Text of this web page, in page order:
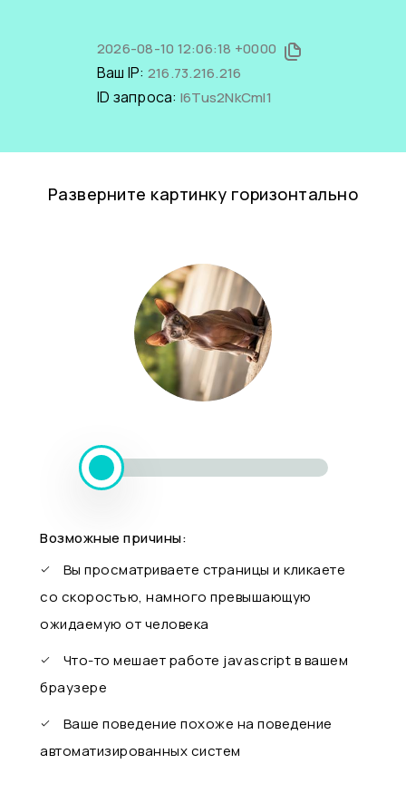
2026-08-10 12:06:18 +0000
Ваш IP: 216.73.216.216
ID запроса: I6Tus2NkCmI1
Разверните картинку горизонтально
Возможные причины:
Вы просматриваете страницы и кликаете
со скоростью, намного превышающую
ожидаемую от человека
Что-то мешает работе javascript в вашем
браузере
Ваше поведение похоже на поведение
автоматизированных систем